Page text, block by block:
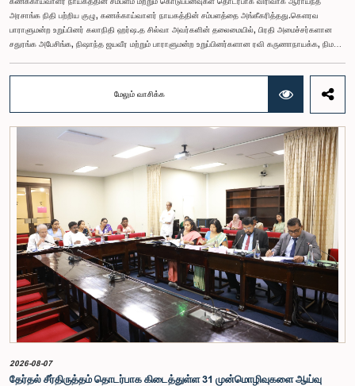
அரசாங்க நிதி பற்றிய குழு, கணக்காய்வாளர் நாயகத்தின் சம்பளத்தை அங்கீகரித்தது.கௌரவ
பாராளுமன்ற உறுப்பினர் கலாநிதி ஹர்ஷ.த சில்வா அவர்களின் தலைமையில், பிரதி அமைச்சர்களான
சதுரங்க அபேசிங்க, நிஷாந்த ஜயவீர மற்றும் பாராளுமன்ற உறுப்பினர்களான ரவி கருணாநாயக்க, நிமல்
நிதி பற்றிய குழுக் கூட்டத்திலேயே இந்த அங்கீகாரம் வழங்கப்பட்டது.இலங்கை ஜனநாயக சோசலிசக்
குடியரசின் அரசியலமைப்பின் 153(2) ஆம் உறுப்புரையின் பிரகாரம், கணக்காய்வாளர் நாயகத்தின்
சம்பளம் தொடர்பான பிரேரணை குழுவின் கவனத்திற்கு கொண்டு வரப்பட்டது.இதன்போது,
கணக்காய்வாளர் நாயகத்தின் பொறுப்புகள், அரச நிதி மேற்பார்வை மற்றும் கணக்காய்வுத் துறையின்
சுயாதீனத் தன்மை உள்ளிட்ட விடயங்களை கருத்தில் கொண்டு, சம்பள மட்டம் தொடர்பாக குழுத்
தலைவர் உள்ளிட்ட உறுப்பினர்கள் தமது கருத்துகளையும் பரிந்துரைகளையும் முன்வைத்தனர்.மேலும்,
அரசியலமைப்பின் 170 ஆம் உறுப்புரையின் பிரகாரம், கணக்காய்வாளர் நாயகம் ஒரு அரசாங்க ஊழியர்
அல்ல என்பதையும், நடைமுறையில் உள்ள அரசாங்க சம்பள அளவுகோலுக்கு வெளியே இப்பதவிக்கான
சம்பளத்தை விசேடமாக பரிசீலிக்க முடியும் என்பதையும் குழு சுட்டிக்காட்டியது.முன்மொழியப்பட்ட சம்பளத்
தொகை, முன்னர் பதவி வகித்த கணக்காய்வாளர் நாயகங்களின் சம்பளங்களையும் கருத்தில் கொண்டு
நிர்ணயிக்கப்பட்டதாக அதிகாரிகள் தெரிவித்தனர். இதற்கு முன்னர், சம்பளங்கள் மற்றும் பணியாளர்
ஆணைக்குழுவே இத்தகைய சம்பளங்களை நிர்ணயித்து வந்த போதிலும், தற்போது அத்தகைய
ஆணைக்குழு இல்லையெனவும் அதிகாரிகள் குறிப்பிட்டனர்.கணக்காய்வாளர் நாயகத்திற்கான
முன்மொழியப்பட்ட சம்பள மட்டத்தை குழு அங்கீகரித்திருந்தாலும், அப்பதவிக்கு வழங்கப்பட்டுள்ள
பொறுப்புகள் மற்றும் கடமைகளின் முக்கியத்துவத்தை கருத்தில் கொண்டு, அந்தச் சம்பளம் மேலும்
உயர்ந்த மட்டத்தில் இருக்க வேண்டும் என்ற கருத்தை குழுத் தலைவர் உள்ளிட்ட உறுப்பினர்கள்
முன்வைத்தனர்.அதன்படி, எதிர்காலத்தில் இச்சம்பள மட்டம் தொடர்பாக மேலும் கவனம் செலுத்தி
தேவையான தீர்மானங்கள் எடுக்கப்பட வேண்டியதன் அவசியம் குழுவில் வலியுறுத்தப்பட்டது. மேலும்,
நிரந்தரமானதும் சுயாதீனமானதுமான சம்பள மற்றும் பணியாளர் ஆணைக்குழுவை நிறுவுவதற்கான
யோசனையையும் குழுத் தலைவர் முன்வைத்தார்.
மேலும் வாசிக்க
2026-08-07
தேர்தல் சீர்திருத்தம் தொடர்பாக கிடைத்துள்ள 31 முன்மொழிவுகளை ஆய்வு